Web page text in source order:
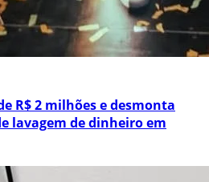
R$ 2 milhões e desmonta
lavagem de dinheiro em